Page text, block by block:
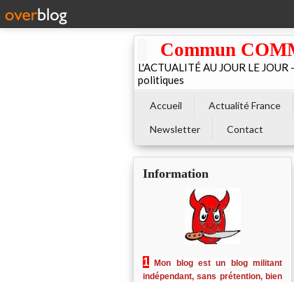
Commun
L'ACTUALITÉ AU JOUR LE
politiques
Accueil Actualité France
Newsletter
Contact
Information
1
Mon blog est un blog militant
indépendant, sans prétention, bien